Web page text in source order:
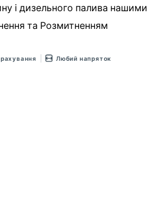
і дизельного палива
та Розмитненням
Любий напряток